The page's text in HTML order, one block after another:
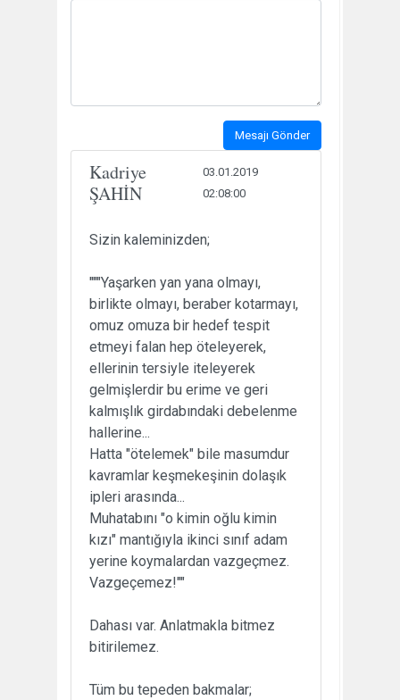
Mesajı Gönder
Kadriye
ŞAHİN
03.01.2019
02:08:00
Sizin kaleminizden;
"""Yaşarken yan yana olmayı,
birlikte olmayı, beraber kotarmayı,
omuz omuza bir hedef tespit
etmeyi falan hep öteleyerek,
ellerinin tersiyle iteleyerek
gelmişlerdir bu erime ve geri
kalmışlık girdabındaki debelenme
hallerine...
Hatta "ötelemek" bile masumdur
kavramlar keşmekeşinin dolaşık
ipleri arasında...
Muhatabını "o kimin oğlu kimin
kızı" mantığıyla ikinci sınıf adam
yerine koymalardan vazgeçmez.
Vazgeçemez!""
Dahası var. Anlatmakla bitmez
bitirilemez.
Tüm bu tepeden bakmalar;